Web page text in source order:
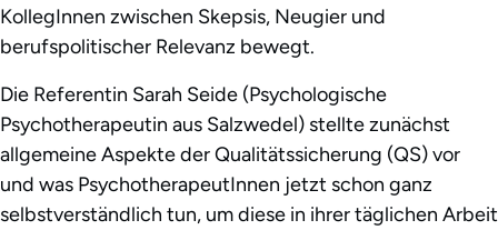
KollegInnen zwischen Skepsis, Neugier und
berufspolitischer Relevanz bewegt.
Die Referentin Sarah Seide (Psychologische
Psychotherapeutin aus Salzwedel) stellte zunächst
allgemeine Aspekte der Qualitätssicherung (QS) vor
und was PsychotherapeutInnen jetzt schon ganz
selbstverständlich tun, um diese in ihrer täglichen Arbeit